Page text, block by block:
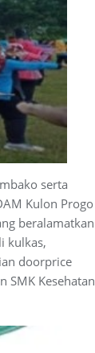
serta
Kulon Progo
beralamatkan
kulkas,
doorprice
SMK Kesehatan